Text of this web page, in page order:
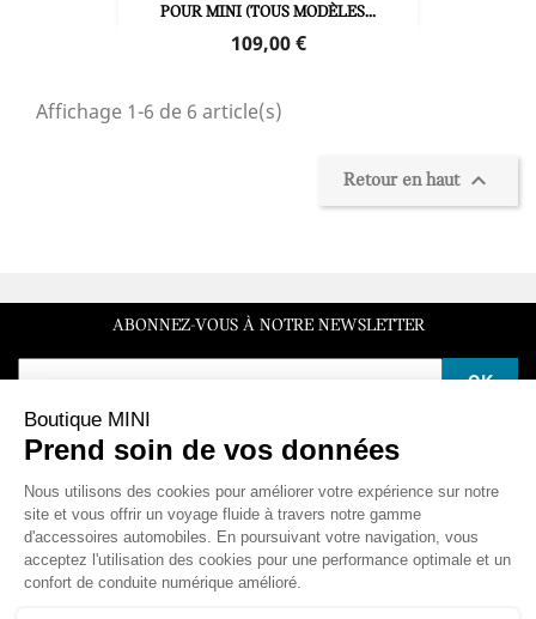
POUR MINI (TOUS MODÈLES...
Prix
109,00 €
Affichage 1-6 de 6 article(s)
Retour en haut 
ABONNEZ-VOUS À NOTRE NEWSLETTER
SERVICE CLIENT
Du lundi au vendredi de 10h à 12h et de 14h à 16h30
LA BOUTIQUE 